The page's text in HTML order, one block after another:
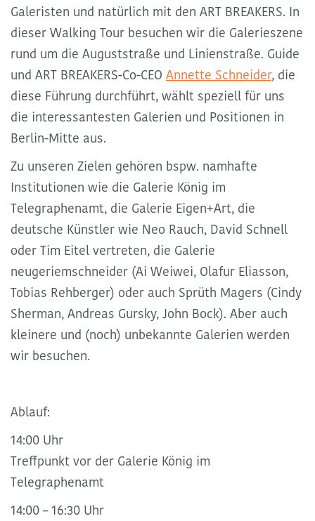
Galeristen und natürlich mit den ART BREAKERS. In
dieser Walking Tour besuchen wir die Galerieszene
rund um die Auguststraße und Linienstraße. Guide
und ART BREAKERS-Co-CEO Annette Schneider, die
diese Führung durchführt, wählt speziell für uns
die interessantesten Galerien und Positionen in
Berlin-Mitte aus.
Zu unseren Zielen gehören bspw. namhafte
Institutionen wie die Galerie König im
Telegraphenamt, die Galerie Eigen+Art, die
deutsche Künstler wie Neo Rauch, David Schnell
oder Tim Eitel vertreten, die Galerie
neugeriemschneider (Ai Weiwei, Olafur Eliasson,
Tobias Rehberger) oder auch Sprüth Magers (Cindy
Sherman, Andreas Gursky, John Bock). Aber auch
kleinere und (noch) unbekannte Galerien werden
wir besuchen.
Ablauf:
14:00 Uhr
Treffpunkt vor der Galerie König im
Telegraphenamt
14:00 – 16:30 Uhr